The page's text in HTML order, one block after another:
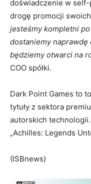
doświadczenie w
drogę promocji swoich
jesteśmy kompletni
dostaniemy
będziemy otwarci na
COO spółki.
Dark Point Games to
tytuły z sektora
autorskich
„Achilles: Legends
(ISBnews)